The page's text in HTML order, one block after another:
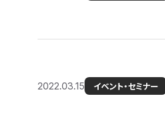
2022.03.15 イベント・セミナー